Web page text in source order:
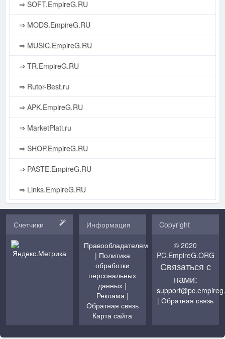
⇒ SOFT.EmpireG.RU
⇒ MODS.EmpireG.RU
⇒ MUSIC.EmpireG.RU
⇒ TR.EmpireG.RU
⇒ Rutor-Best.ru
⇒ APK.EmpireG.RU
⇒ MarketPlati.ru
⇒ SHOP.EmpireG.RU
⇒ PASTE.EmpireG.RU
⇒ Links.EmpireG.RU
Счетчики Информация
Правообладателям
| Политика
обработки
персональных
данных |
Реклама|
Обратная связь
Карта сайта
Copyright
© 2020
PC.EmpireG.ORG
Связаться с
нами:
|Обратная связь